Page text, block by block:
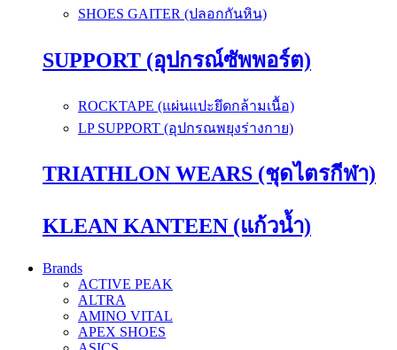
SHOES GAITER (ปลอกกันหิน)
SUPPORT (อุปกรณ์ซัพพอร์ต)
ROCKTAPE (แผ่นแปะยึดกล้ามเนื้อ)
LP SUPPORT (อุปกรณพยุงร่างกาย)
TRIATHLON WEARS (ชุดไตรกีฬา)
KLEAN KANTEEN (แก้วน้ำ)
Brands
ACTIVE PEAK
ALTRA
AMINO VITAL
APEX SHOES